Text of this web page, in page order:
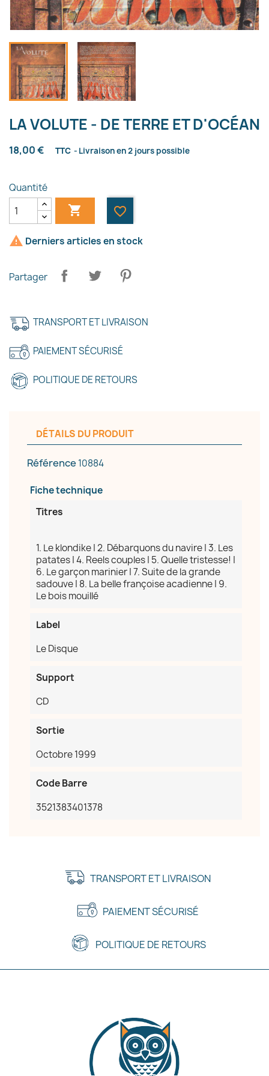
LA VOLUTE - DE TERRE ET D'OCÉAN
18,00 € TTC Livraison en 2 jours possible
Quantité
 favorite_border
 Derniers articles en stock
Partager
TRANSPORT ET LIVRAISON
PAIEMENT SÉCURISÉ
POLITIQUE DE RETOURS
DÉTAILS DU PRODUIT
Référence 10884
Fiche technique
Titres
1. Le klondike | 2. Débarquons du navire | 3. Les
patates | 4. Reels couples | 5. Quelle tristesse! |
6. Le garçon marinier | 7. Suite de la grande
sadouve | 8. La belle françoise acadienne | 9.
Le bois mouillé
Label
Le Disque
Support
CD
Sortie
Octobre 1999
Code Barre
3521383401378
Créer une liste d'envies ×
Nom de la liste d'envies
Annuler Créer une liste d'envies
TRANSPORT ET LIVRAISON
PAIEMENT SÉCURISÉ
POLITIQUE DE RETOURS